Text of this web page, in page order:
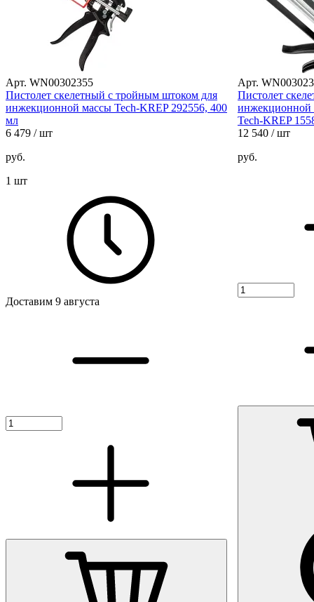
Арт. WN00302355
Пистолет скелетный с тройным штоком для
инжекционной массы Tech-KREP 292556, 400
мл
6 479 / шт
руб.
1 шт
Доставим 9 августа
Арт.
Пистолет
инжекционной
Tech-KREP
12 540 / шт
руб.